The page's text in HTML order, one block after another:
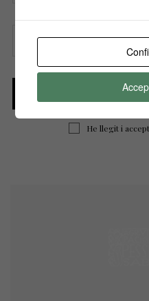
Correu
He llegit i